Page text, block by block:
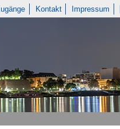
Kontakt Impressum